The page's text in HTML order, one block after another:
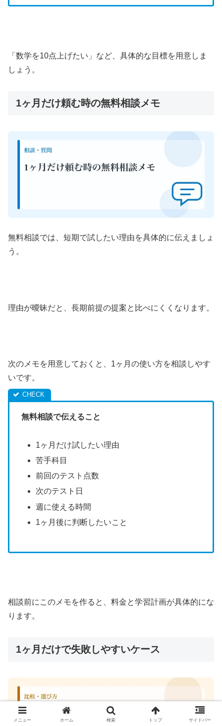
「数学を10点上げたい」など、具体的な目標を用意しま
しょう。
1ヶ月だけ頼む時の無料相談メモ
無料相談では、短期で試したい理由を具体的に伝えましょ
う。
理由が曖昧だと、長期前提の提案と比べにくくなります。
次のメモを用意しておくと、1ヶ月の使い方を相談しやす
いです。
無料相談で伝えること
1ヶ月だけ試したい理由
苦手科目
前回のテスト点数
次のテスト日
週に使える時間
1ヶ月後に判断したいこと
相談前にこのメモを作ると、料金と学習計画が具体的にな
ります。
1ヶ月だけで失敗しやすいケース
メニュー ホーム 検索 トップ サイドバー